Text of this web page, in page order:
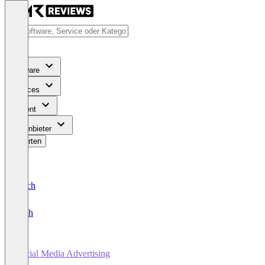
Software
Services
Content
Für Anbieter
Bewerten
Deutsch
English
Social Media Advertising